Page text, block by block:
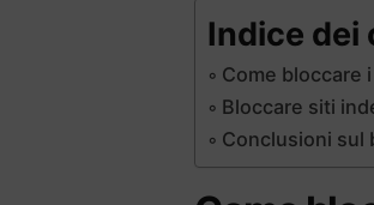
Indice dei
Come bloccare
Bloccare siti
Conclusioni sul